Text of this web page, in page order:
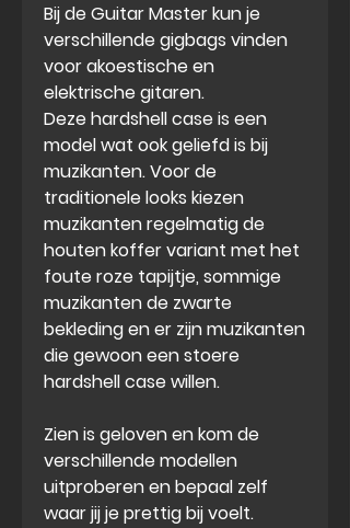
Bij de Guitar Master kun je
verschillende gigbags vinden
voor akoestische en
elektrische gitaren.
Deze hardshell case is een
model wat ook geliefd is bij
muzikanten. Voor de
traditionele looks kiezen
muzikanten regelmatig de
houten koffer variant met het
foute roze tapijtje, sommige
muzikanten de zwarte
bekleding en er zijn muzikanten
die gewoon een stoere
hardshell case willen.
Zien is geloven en kom de
verschillende modellen
uitproberen en bepaal zelf
waar jij je prettig bij voelt.